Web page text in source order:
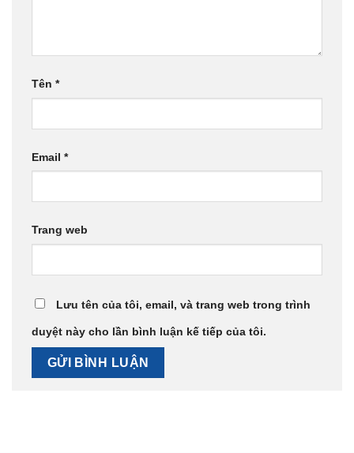
Tên *
Email *
Trang web
Lưu tên của tôi, email, và trang web trong trình
duyệt này cho lần bình luận kế tiếp của tôi.